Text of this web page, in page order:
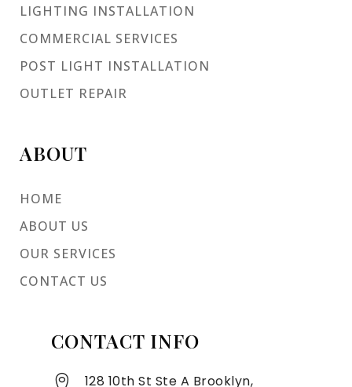
LIGHTING INSTALLATION
COMMERCIAL SERVICES
POST LIGHT INSTALLATION
OUTLET REPAIR
ABOUT
HOME
ABOUT US
OUR SERVICES
CONTACT US
CONTACT INFO
128 10th St Ste A Brooklyn,